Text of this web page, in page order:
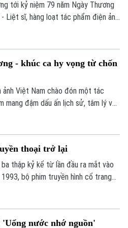
ngôn ngữ điện ảnh sinh động,
xúc.
tới kỷ niệm 79 năm Ngày Thương
- Liệt sĩ, hàng loạt tác phẩm điện ảnh
về sự hy sinh vô bờ bến và lòng
một thời hoa lửa, mà còn khơi dậy
mẽ lòng yêu nước, niềm tự hào dân
- khúc ca hy vọng từ chốn
ảnh Việt Nam chào đón một tác
mang đậm dấu ấn lịch sử, tâm lý và
lãng mạn về khát vọng sống và lý
tự do.
thoại trở lại
ba thập kỷ kể từ lần đầu ra mắt vào
1993, bộ phim truyền hình cổ trang
nước nhớ nguồn'